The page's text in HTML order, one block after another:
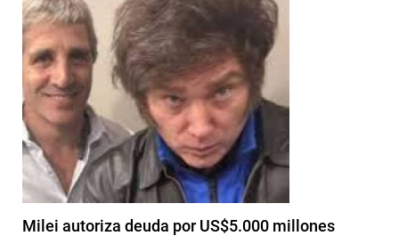
Milei autoriza deuda por US$5.000 millones